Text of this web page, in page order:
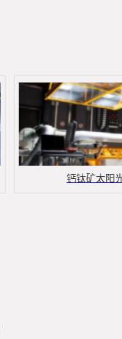
钙钛矿太阳